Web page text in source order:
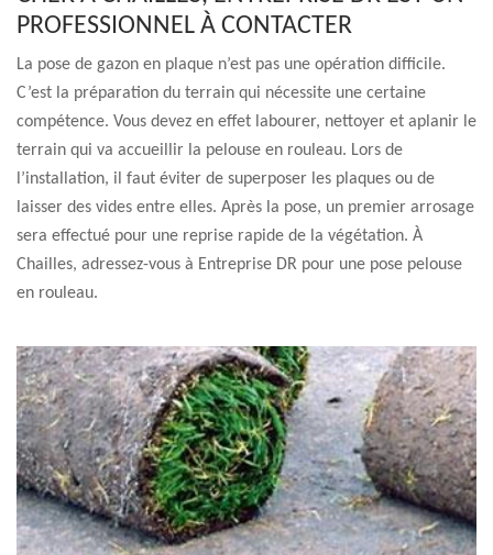
PROFESSIONNEL À CONTACTER
La pose de gazon en plaque n’est pas une opération difficile.
C’est la préparation du terrain qui nécessite une certaine
compétence. Vous devez en effet labourer, nettoyer et aplanir le
terrain qui va accueillir la pelouse en rouleau. Lors de
l’installation, il faut éviter de superposer les plaques ou de
laisser des vides entre elles. Après la pose, un premier arrosage
sera effectué pour une reprise rapide de la végétation. À
Chailles, adressez-vous à Entreprise DR pour une pose pelouse
en rouleau.